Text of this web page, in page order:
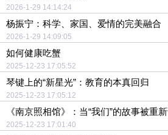
2026-1-29 14:14:24
杨振宁：科学、家国、爱情的完美融合
2026-1-29 14:09:05
如何健康吃蟹
2025-12-23 17:05:52
琴键上的“新星光”：教育的本真回归
2025-12-23 17:05:12
《南京照相馆》：当“我们”的故事被重
2025-12-23 17:01:40